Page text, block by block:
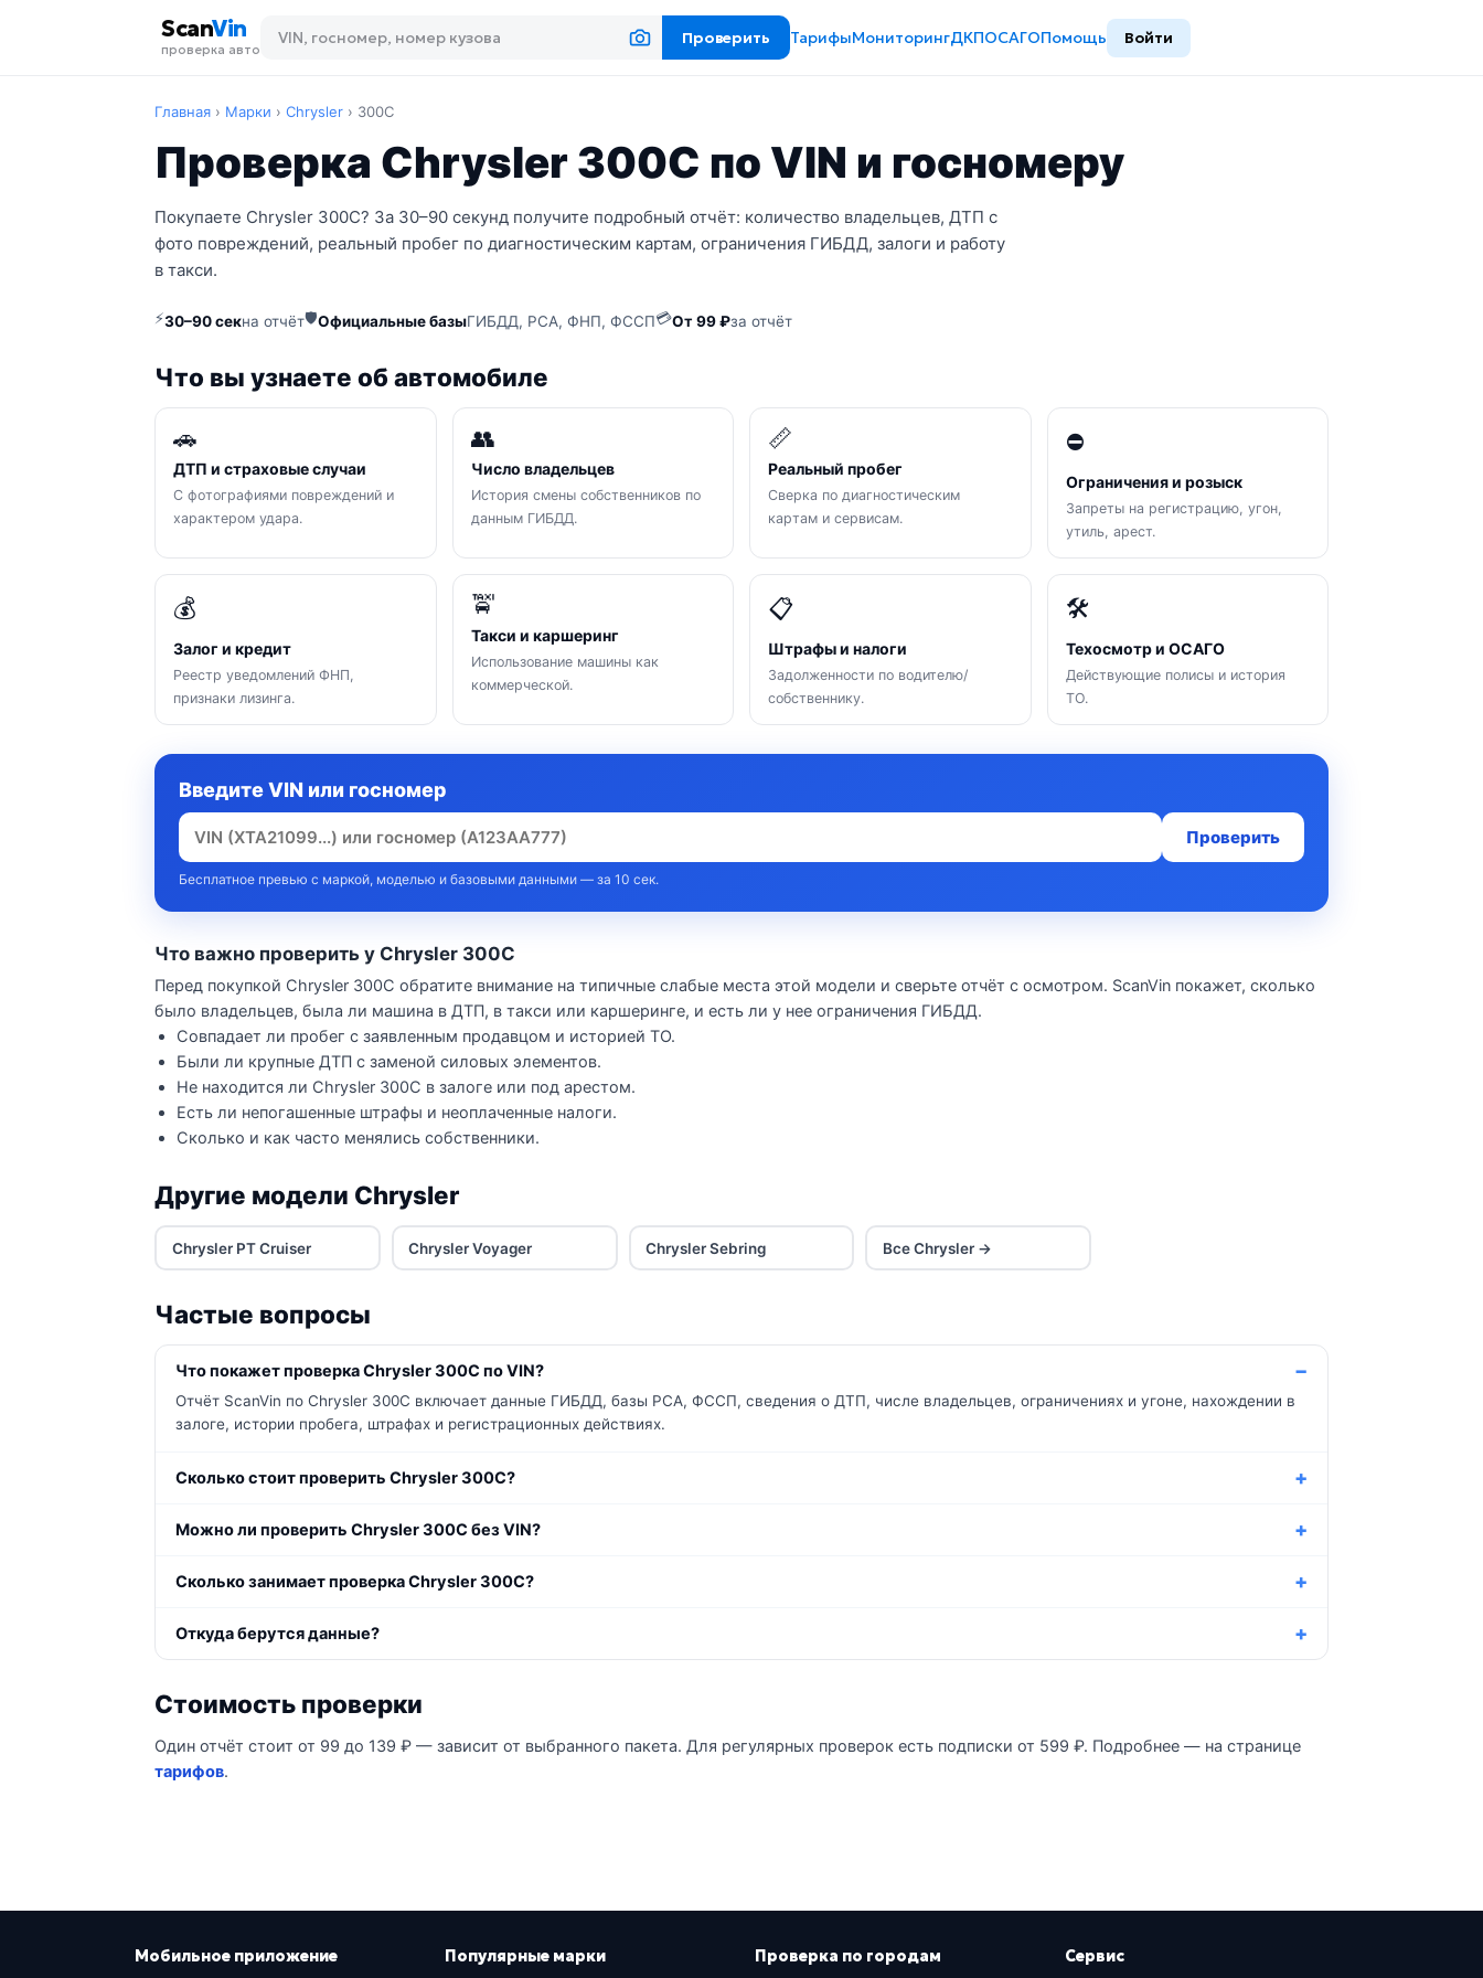
ScanVin
проверка авто
Проверить ТарифыМониторингДКПОСАГОПомощь Войти
Главная › Марки › Chrysler › 300C
Проверка Chrysler 300C по VIN и госномеру
Покупаете Chrysler 300C? За 30–90 секунд получите подробный отчёт: количество владельцев, ДТП с
фото повреждений, реальный пробег по диагностическим картам, ограничения ГИБДД, залоги и работу
в такси.
⚡30–90 секна отчёт🛡Официальные базыГИБДД, РСА, ФНП, ФССП💳От 99 ₽за отчёт
Что вы узнаете об автомобиле
🚗
ДТП и страховые случаи
С фотографиями повреждений и
характером удара.
👥
Число владельцев
История смены собственников по
данным ГИБДД.
📏
Реальный пробег
Сверка по диагностическим
картам и сервисам.
⛔
Ограничения и розыск
Запреты на регистрацию, угон,
утиль, арест.
💰
Залог и кредит
Реестр уведомлений ФНП,
признаки лизинга.
🚖
Такси и каршеринг
Использование машины как
коммерческой.
📋
Штрафы и налоги
Задолженности по водителю/
собственнику.
🛠
Техосмотр и ОСАГО
Действующие полисы и история
ТО.
Введите VIN или госномер
Проверить
Бесплатное превью с маркой, моделью и базовыми данными — за 10 сек.
Что важно проверить у Chrysler 300C
Перед покупкой Chrysler 300C обратите внимание на типичные слабые места этой модели и сверьте отчёт с осмотром. ScanVin покажет, сколько
было владельцев, была ли машина в ДТП, в такси или каршеринге, и есть ли у нее ограничения ГИБДД.
Совпадает ли пробег с заявленным продавцом и историей ТО.
Были ли крупные ДТП с заменой силовых элементов.
Не находится ли Chrysler 300C в залоге или под арестом.
Есть ли непогашенные штрафы и неоплаченные налоги.
Сколько и как часто менялись собственники.
Другие модели Chrysler
Chrysler PT Cruiser Chrysler Voyager Chrysler Sebring Все Chrysler →
Частые вопросы
Что покажет проверка Chrysler 300C по VIN?
Отчёт ScanVin по Chrysler 300C включает данные ГИБДД, базы РСА, ФССП, сведения о ДТП, числе владельцев, ограничениях и угоне, нахождении в
залоге, истории пробега, штрафах и регистрационных действиях.
Сколько стоит проверить Chrysler 300C?
Можно ли проверить Chrysler 300C без VIN?
Сколько занимает проверка Chrysler 300C?
Откуда берутся данные?
Стоимость проверки
Один отчёт стоит от 99 до 139 ₽ — зависит от выбранного пакета. Для регулярных проверок есть подписки от 599 ₽. Подробнее — на странице
тарифов.
Мобильное приложение Популярные марки Проверка по городам Сервис